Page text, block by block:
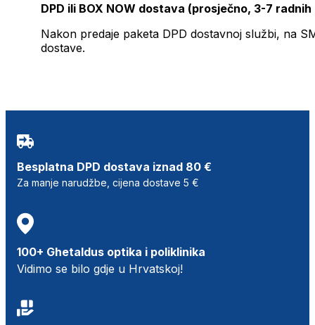
DPD ili BOX NOW dostava (prosječno, 3-7 radnih
Nakon predaje paketa DPD dostavnoj službi, na
dostave.
Besplatna DPD dostava iznad 80 €
Za manje narudžbe, cijena dostave 5 €
100+ Ghetaldus optika i poliklinika
Vidimo se bilo gdje u Hrvatskoj!